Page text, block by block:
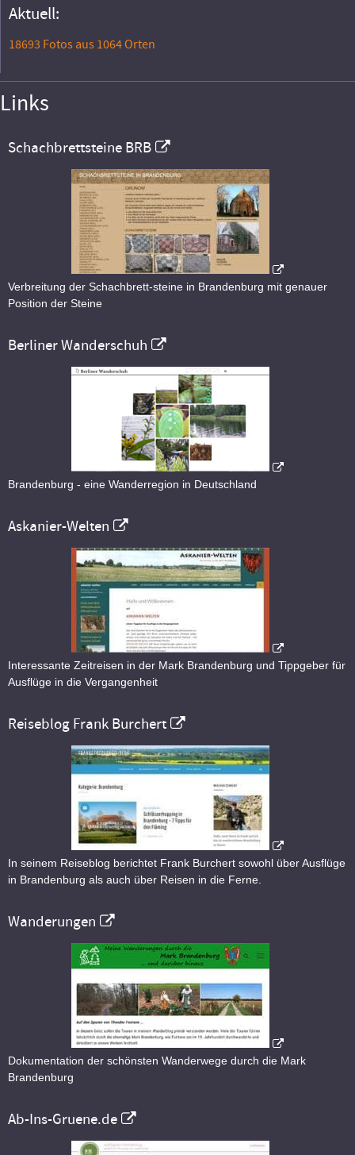
Aktuell:
18693 Fotos aus 1064 Orten
Links
Schachbrettsteine BRB
Verbreitung der Schachbrett-steine in Brandenburg mit genauer
Position der Steine
Berliner Wanderschuh
Brandenburg - eine Wanderregion in Deutschland
Askanier-Welten
Interessante Zeitreisen in der Mark Brandenburg und Tippgeber für
Ausflüge in die Vergangenheit
Reiseblog Frank Burchert
In seinem Reiseblog berichtet Frank Burchert sowohl über Ausflüge
in Brandenburg als auch über Reisen in die Ferne.
Wanderungen
Dokumentation der schönsten Wanderwege durch die Mark
Brandenburg
Ab-Ins-Gruene.de